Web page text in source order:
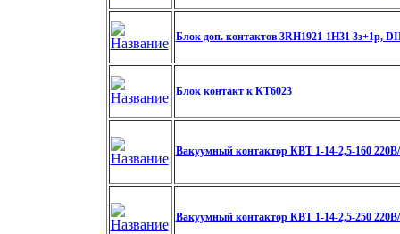
Блок доп. контактов 3RH1921-1H31 3з+1р,
Блок контакт к КТ6023
Вакуумный контактор КВТ 1-14-2,5-160
Вакуумный контактор КВТ 1-14-2,5-250